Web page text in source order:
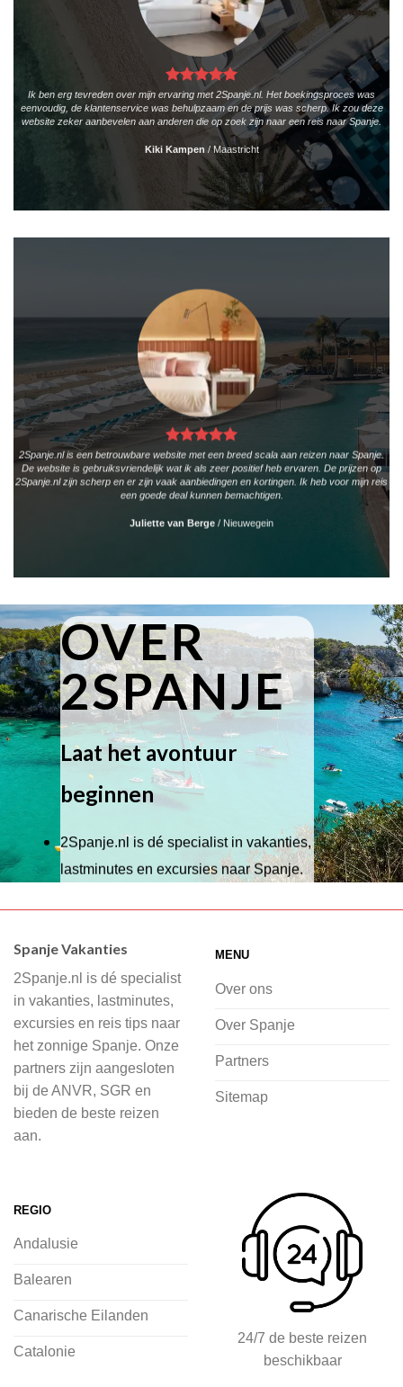
Ik ben erg tevreden over mijn ervaring met 2Spanje.nl. Het boekingsproces was
eenvoudig, de klantenservice was behulpzaam en de prijs was scherp. Ik zou deze
website zeker aanbevelen aan anderen die op zoek zijn naar een reis naar Spanje.
Kiki Kampen /Maastricht
2Spanje.nl is een betrouwbare website met een breed scala aan reizen naar Spanje.
De website is gebruiksvriendelijk wat ik als zeer positief heb ervaren. De prijzen op
2Spanje.nl zijn scherp en er zijn vaak aanbiedingen en kortingen. Ik heb voor mijn reis
een goede deal kunnen bemachtigen.
Juliette van Berge / Nieuwegein
OVER
2SPANJE
Laat het avontuur
beginnen
2Spanje.nl is dé specialist in vakanties,
lastminutes en excursies naar Spanje.
Wij hebben een breed scala aan
of je nu wilt relaxen op het strand,
cultuur wilt ontdekken of avontuur zoekt
in de natuur.
Bij 2Spanje.nl begint de voorpret al
voordat je het vliegtuig instapt, door
inspiratie op te doen over dit zonnige
vliegvakantie zoeken en boeken bij
2Spanje.nl, met een team dat altijd
klaarstaat om eventuele vragen te
beantwoorden en ervoor te zorgen dat
jij met een gerust hart op vakantie kunt
Spanje Vakanties
2Spanje.nl is dé specialist
in vakanties, lastminutes,
excursies en reis tips naar
het zonnige Spanje. Onze
partners zijn aangesloten
bij de ANVR, SGR en
bieden de beste reizen
aan.
MENU
Over ons
Over Spanje
Partners
Sitemap
REGIO
Andalusie
Balearen
Canarische Eilanden
Catalonie
24/7 de beste reizen
beschikbaar